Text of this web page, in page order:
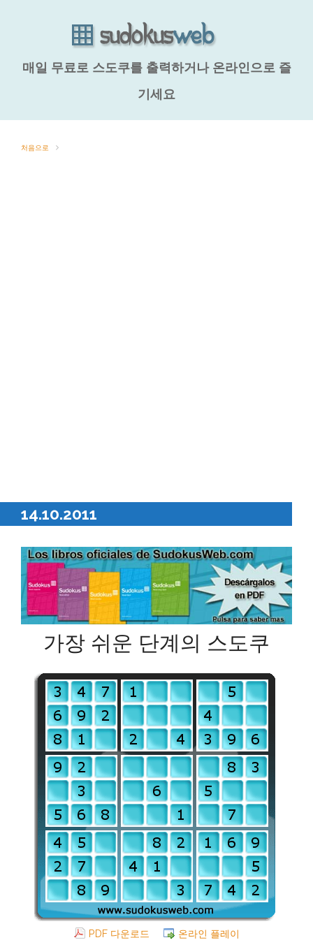
매일 무료로 스도쿠를 출력하거나 온라인으로 즐
기세요
처음으로
14.10.2011
가장 쉬운 단계의 스도쿠
PDF 다운로드
온라인 플레이